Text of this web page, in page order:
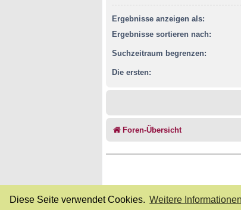
Diese Seite verwendet Cookies. Weitere Informationen
Ergebnisse anzeigen als:
Ergebnisse sortieren nach:
Suchzeitraum begrenzen:
Die ersten:
Foren-Übersicht